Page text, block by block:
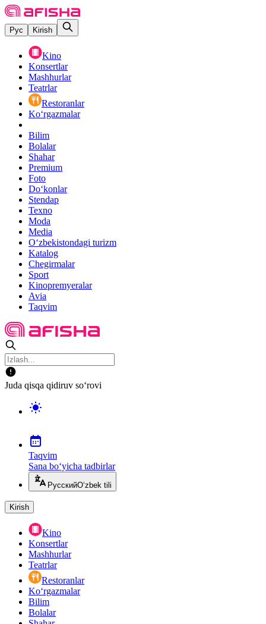
Рус Kirish
Kino
Konsertlar
Mashhurlar
Teatrlar
Restoranlar
Ko‘rgazmalar
Bilim
Bolalar
Shahar
Premium
Foto
Do‘konlar
Stendap
Texno
Moda
Media
O‘zbekistondagi turizm
Katalog
Chegirmalar
Sport
Kinopremyeralar
Avia
Taqvim
Juda qisqa qidiruv so‘rovi
Taqvim
Sana bo‘yicha tadbirlar
РусскийO‘zbek tili
Kirish
Kino
Konsertlar
Mashhurlar
Teatrlar
Restoranlar
Ko‘rgazmalar
Bilim
Bolalar